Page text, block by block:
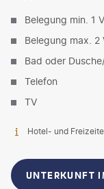
Belegung min. 1
Belegung max. 2
Bad oder
Telefon
TV
Hotel- und
UNTERKUNFT